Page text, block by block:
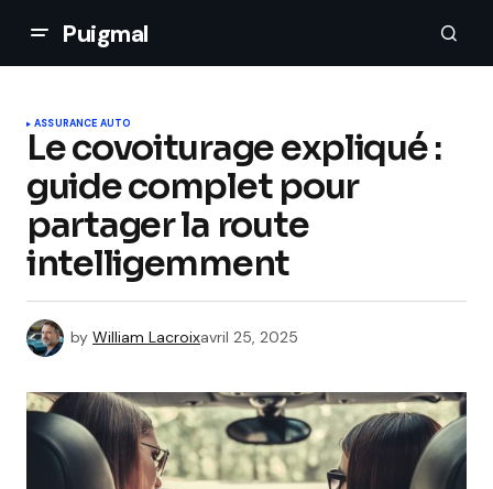
Puigmal
ASSURANCE AUTO
Le covoiturage expliqué :
guide complet pour
partager la route
intelligemment
by William Lacroixavril 25, 2025